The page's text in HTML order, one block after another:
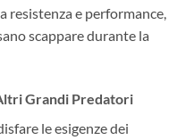
resistenza e performance,
scappare durante la
Grandi Predatori
le esigenze dei